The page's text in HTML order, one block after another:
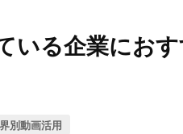
いる企業にお
別動画活用